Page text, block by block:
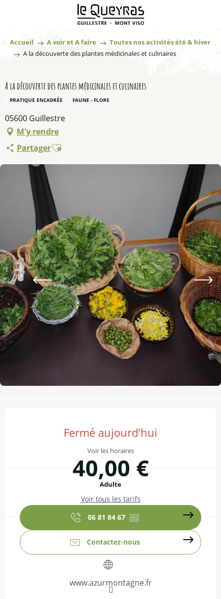
principal
Accueil A voir et A faire
Toutes nos activités été & hiver
A la découverte des plantes médicinales et culinaires
A la découverte des plantes médicinales et culinaires
PRATIQUE ENCADRÉE FAUNE - FLORE
05600 Guillestre
M'y rendre
PartagerAjouter aux favoris
Fermé aujourd'hui
Voir les horaires
40,00 €
Adulte
Voir tous les tarifs
06 81 84 67 ▒▒
Contactez-nous
www.azurmontagne.fr